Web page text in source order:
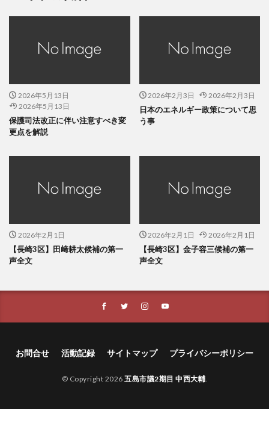
2026年5月13日
2026年5月13日
保護司法改正に伴い注意すべき変
更点を解説
2026年2月3日 2026年2月3日
日本のエネルギー政策について思
う事
2026年2月1日
【長崎3区】田﨑耕太候補の第一
声全文
2026年2月1日 2026年2月1日
【長崎3区】金子容三候補の第一
声全文
お問合せ 活動記録 サイトマップ プライバシーポリシー
© Copyright 2026 五島市議2期目 中西大輔.